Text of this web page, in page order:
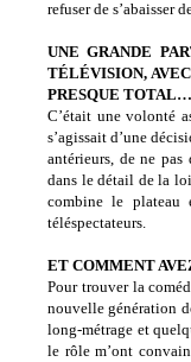
refuser de s’abaisser
UNE GRANDE
TÉLÉVISION,
PRESQUE TOTAL…
C’était une volonté
s’agissait d’une
antérieurs, de ne
dans le détail de la
combine le plateau
téléspectateurs.
ET COMMENT
Pour trouver la
nouvelle génération
long-métrage et
le rôle m’ont